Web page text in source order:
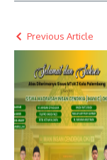
Previous Article